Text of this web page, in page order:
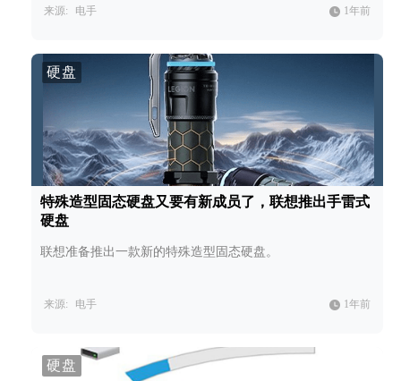
来源: 电手 1年前
硬盘
特殊造型固态硬盘又要有新成员了，联想推出手雷式
硬盘
联想准备推出一款新的特殊造型固态硬盘。
来源: 电手 1年前
硬盘